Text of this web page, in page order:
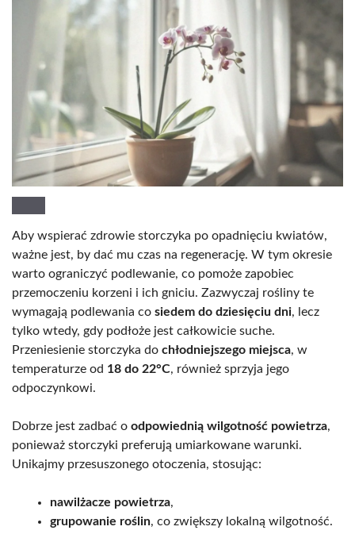
Aby wspierać zdrowie storczyka po opadnięciu kwiatów,
ważne jest, by dać mu czas na regenerację. W tym okresie
warto ograniczyć podlewanie, co pomoże zapobiec
przemoczeniu korzeni i ich gniciu. Zazwyczaj rośliny te
wymagają podlewania co siedem do dziesięciu dni, lecz
tylko wtedy, gdy podłoże jest całkowicie suche.
Przeniesienie storczyka do chłodniejszego miejsca, w
temperaturze od 18 do 22°C, również sprzyja jego
odpoczynkowi.
Dobrze jest zadbać o odpowiednią wilgotność powietrza,
ponieważ storczyki preferują umiarkowane warunki.
Unikajmy przesuszonego otoczenia, stosując:
nawilżacze powietrza,
grupowanie roślin, co zwiększy lokalną wilgotność.